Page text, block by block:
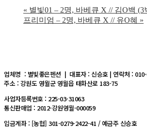
« 별빛01 – 2명, 바베큐 X // 김O백 (3
프리미엄 – 2명, 바베큐 X // 유O혜 »
업체명 : 별빛좋은펜션 | 대표자 : 신승호 | 연락처 :
주소 : 강원도 영월군 영월읍 태화산로 183-75
사업자등록번호 : 225-03-31063
통신판매업 : 2012-강원영월-000059
입금계좌 : [농협] 301-0279-2422-41 / 예금주 신승호